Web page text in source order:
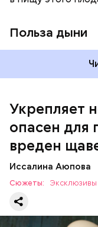
Польза дыни
Укрепляет
опасен для
вреден
Иссалина Аюпова
Сюжеты:
— Если человек
болезнью, щавель
артрите,
раздраженного
продукт тоже
предупредила
повышению
слизистые